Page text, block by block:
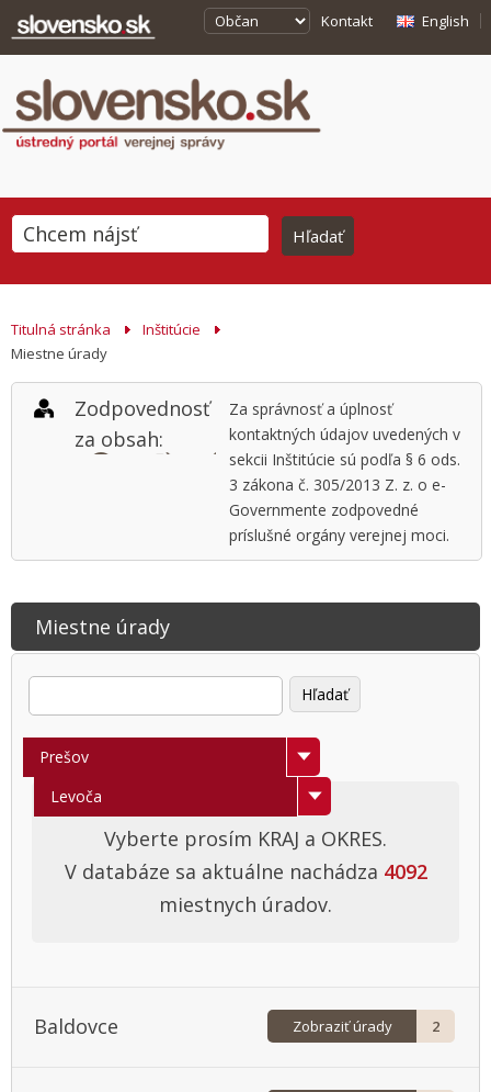
Kontakt English
Titulná stránka
Inštitúcie
Miestne úrady
Zodpovednosť
za obsah:
Za správnosť a úplnosť
kontaktných údajov uvedených v
sekcii Inštitúcie sú podľa § 6 ods.
3 zákona č. 305/2013 Z. z. o e-
Governmente zodpovedné
príslušné orgány verejnej moci.
Miestne úrady
Vyberte kraj
Banská Bystrica
Bratislava
Košice
Prešov
Žilina
Vyberte okres
Bardejov
Humenné
Levoča
Prešov
Vyberte prosím KRAJ a OKRES.
V databáze sa aktuálne nachádza 4092
miestnych úradov.
Baldovce Zobraziť úrady 2